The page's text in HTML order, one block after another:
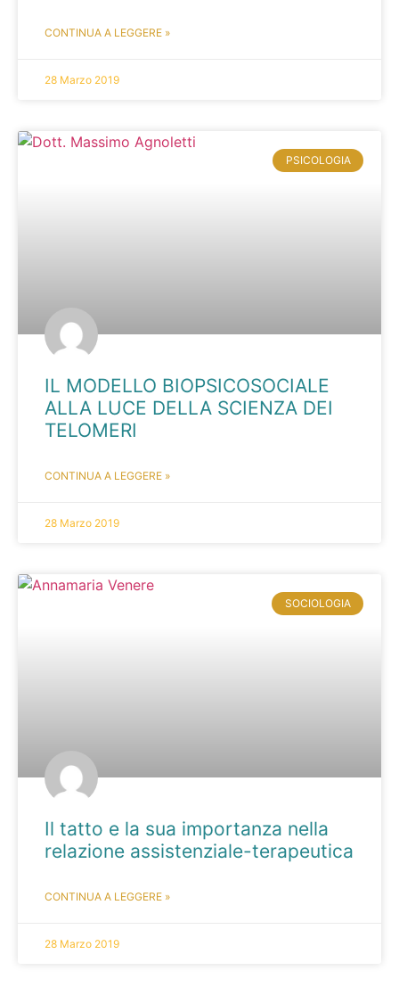
CONTINUA A LEGGERE »
28 Marzo 2019
PSICOLOGIA
IL MODELLO BIOPSICOSOCIALE
ALLA LUCE DELLA SCIENZA DEI
TELOMERI
CONTINUA A LEGGERE »
28 Marzo 2019
SOCIOLOGIA
Il tatto e la sua importanza nella
relazione assistenziale-terapeutica
CONTINUA A LEGGERE »
28 Marzo 2019